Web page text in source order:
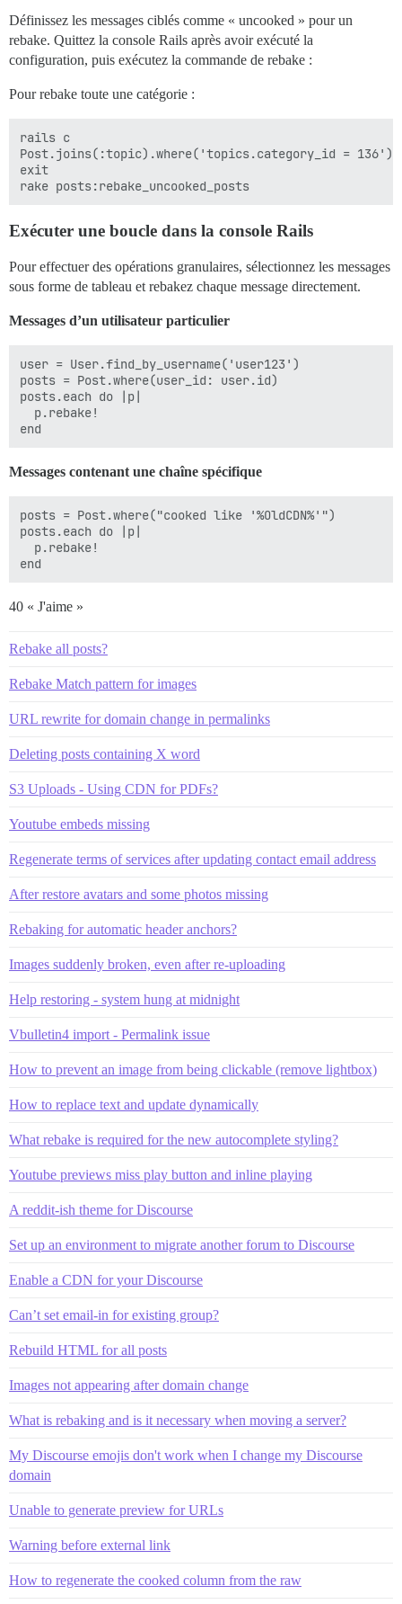
Définissez les messages ciblés comme « uncooked » pour un
rebake. Quittez la console Rails après avoir exécuté la
configuration, puis exécutez la commande de rebake :
Pour rebake toute une catégorie :
rails c
Post.joins(:topic).where('topics.category_id =
exit
Exécuter une boucle dans la console Rails
Pour effectuer des opérations granulaires, sélectionnez les messages
sous forme de tableau et rebakez chaque message directement.
Messages d’un utilisateur particulier
user = User.find_by_username('user123')
posts = Post.where(user_id: user.id)
posts.each do |p|
  p.rebake!
Messages contenant une chaîne spécifique
posts = Post.where("cooked like '%OldCDN%'")
posts.each do |p|
  p.rebake!
40 « J'aime »
Rebake all posts?
Rebake Match pattern for images
URL rewrite for domain change in permalinks
Deleting posts containing X word
S3 Uploads - Using CDN for PDFs?
Youtube embeds missing
Regenerate terms of services after updating contact email address
After restore avatars and some photos missing
Rebaking for automatic header anchors?
Images suddenly broken, even after re-uploading
Help restoring - system hung at midnight
Vbulletin4 import - Permalink issue
How to prevent an image from being clickable (remove lightbox)
How to replace text and update dynamically
What rebake is required for the new autocomplete styling?
Youtube previews miss play button and inline playing
A reddit-ish theme for Discourse
Set up an environment to migrate another forum to Discourse
Enable a CDN for your Discourse
Can’t set email-in for existing group?
Rebuild HTML for all posts
Images not appearing after domain change
What is rebaking and is it necessary when moving a server?
My Discourse emojis don't work when I change my Discourse
domain
Unable to generate preview for URLs
Warning before external link
How to regenerate the cooked column from the raw